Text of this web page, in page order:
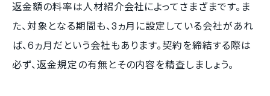
返金額の料率は人材紹介会社によってさまざまです。ま
た、対象となる期間も、3ヵ月に設定している会社があれ
ば、6ヵ月だという会社もあります。契約を締結する際は
必ず、返金規定の有無とその内容を精査しましょう。